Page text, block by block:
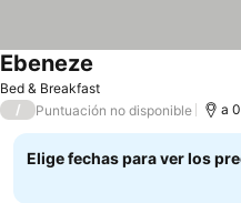
Bed & Breakfast
Ebeneze
/ Puntuación no disponible a
Elige fechas para ver los